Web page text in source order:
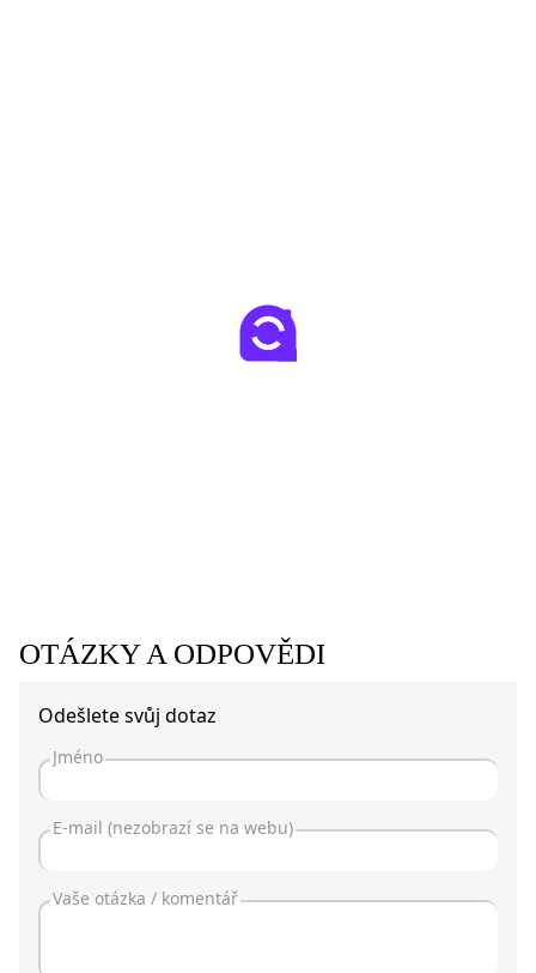
OTÁZKY A ODPOVĚDI
Odešlete svůj dotaz